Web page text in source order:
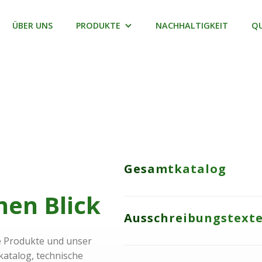
ÜBER UNS PRODUKTE NACHHALTIGKEIT
Blick
Produkte und unser
technische
Gesamtkatalog
Gesamtkatalog